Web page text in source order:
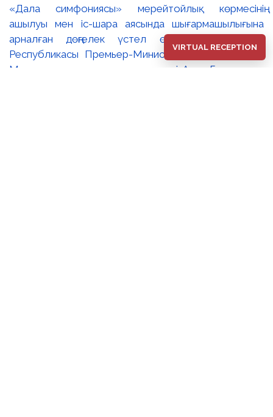
«Дала симфониясы» мерейтойлық көрмесінің
ашылуы мен іс-шара аясында шығармашылығына
арналған дөңгелек үстел өтті. 🔹Қазақстан
Республикасы Премьер-Министрінің орынбасары –
Мәдениет және ақпарат министрі Аида Ғалымқызы
VIRTUAL RECEPTION